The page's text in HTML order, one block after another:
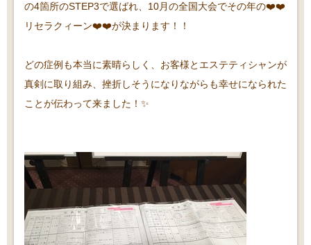
の4箇所のSTEP3で選ばれ、10月の全国大会でその年の❤️❤️
リセラクィーン❤️❤️が決まります！！
どの症例も本当に素晴らしく、お客様とエステティシャンが
真剣に取り組み、挫折しそうになりながらも幸せになられた
ことが伝わって来ました！✨